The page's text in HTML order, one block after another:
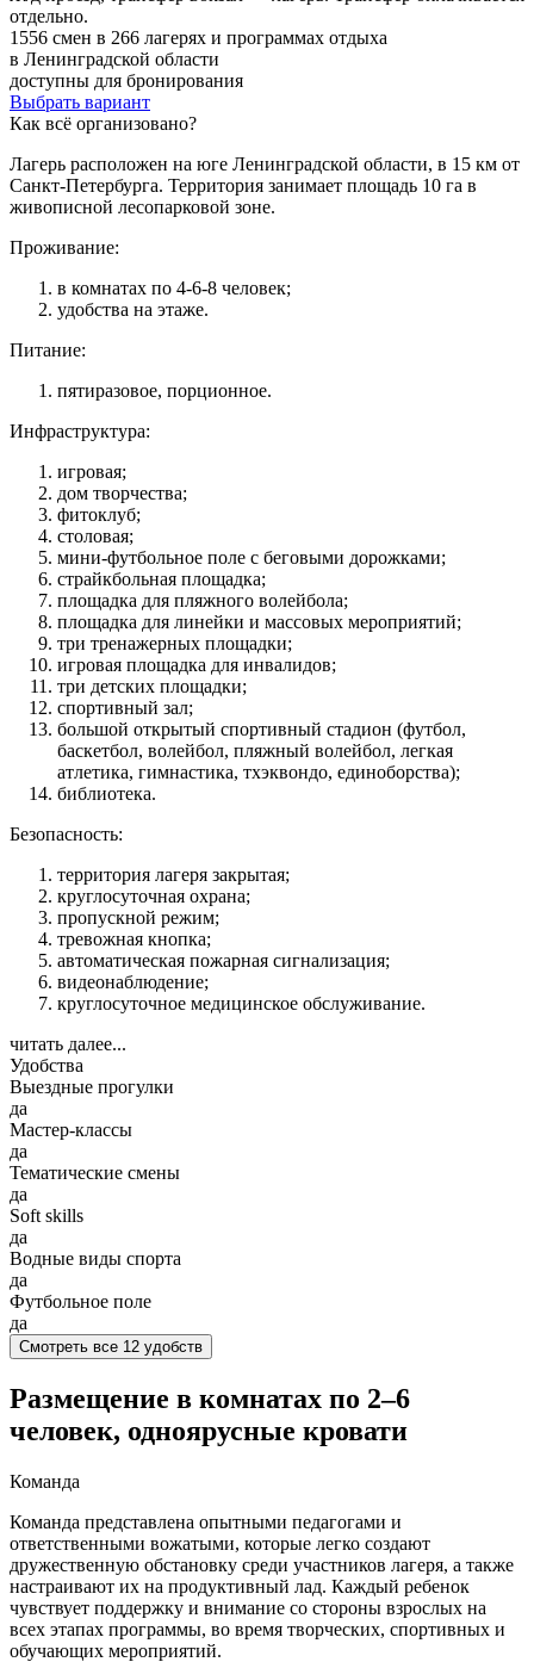
отдельно.
1556 смен в 266 лагерях и программах отдыха
в Ленинградской области
доступны для бронирования
Выбрать вариант
Как всё организовано?
Лагерь расположен на юге Ленинградской области, в 15 км от
Санкт-Петербурга. Территория занимает площадь 10 га в
живописной лесопарковой зоне.
Проживание:
в комнатах по 4-6-8 человек;
удобства на этаже.
Питание:
пятиразовое, порционное.
Инфраструктура:
игровая;
дом творчества;
фитоклуб;
столовая;
мини-футбольное поле с беговыми дорожками;
страйкбольная площадка;
площадка для пляжного волейбола;
площадка для линейки и массовых мероприятий;
три тренажерных площадки;
игровая площадка для инвалидов;
три детских площадки;
спортивный зал;
большой открытый спортивный стадион (футбол,
баскетбол, волейбол, пляжный волейбол, легкая
атлетика, гимнастика, тхэквондо, единоборства);
библиотека.
Безопасность:
территория лагеря закрытая;
круглосуточная охрана;
пропускной режим;
тревожная кнопка;
автоматическая пожарная сигнализация;
видеонаблюдение;
круглосуточное медицинское обслуживание.
читать далее...
Удобства
Выездные прогулки
да
Мастер-классы
да
Тематические смены
да
Soft skills
да
Водные виды спорта
да
Футбольное поле
да
Смотреть все 12 удобств
Размещение в комнатах по 2–6
человек, одноярусные кровати
Команда
Команда представлена опытными педагогами и
ответственными вожатыми, которые легко создают
дружественную обстановку среди участников лагеря, а также
настраивают их на продуктивный лад. Каждый ребенок
чувствует поддержку и внимание со стороны взрослых на
всех этапах программы, во время творческих, спортивных и
обучающих мероприятий.